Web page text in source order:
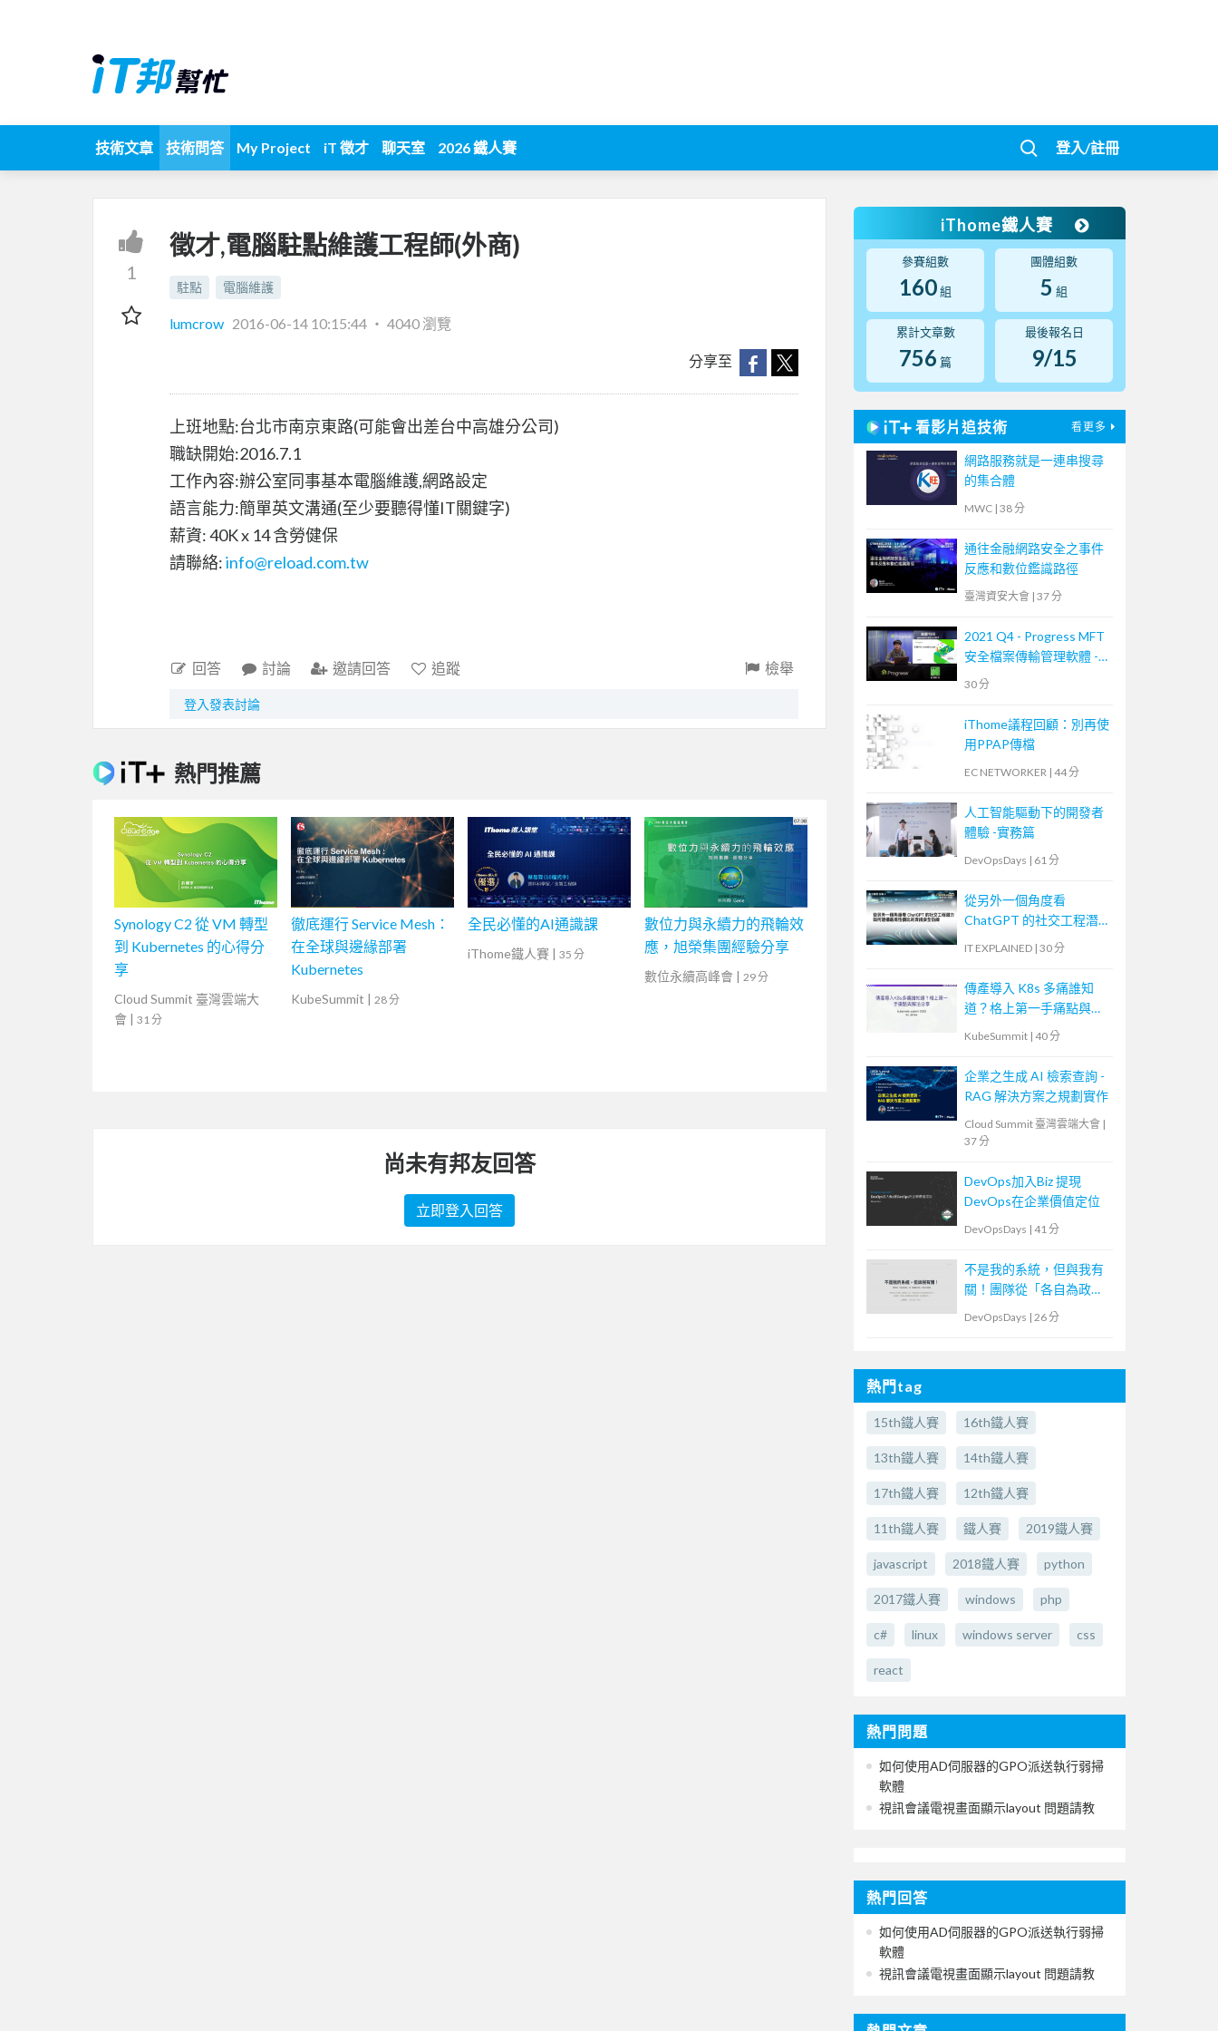
技術文章 技術問答 My Project iT 徵才 聊天室 2026 鐵人賽 登入/註冊
1
徵才,電腦駐點維護工程師(外商)
駐點 電腦維護
lumcrow 2016-06-14 10:15:44 ‧ 4040 瀏覽
分享至
上班地點:台北市南京東路(可能會出差台中高雄分公司)
職缺開始:2016.7.1
工作內容:辦公室同事基本電腦維護,網路設定
語言能力:簡單英文溝通(至少要聽得懂IT關鍵字)
薪資: 40K x 14 含勞健保
請聯絡:info@reload.com.tw
回答 討論 邀請回答 追蹤 檢舉
登入發表討論
熱門推薦
Synology C2 從 VM 轉型
到 Kubernetes 的心得分
享
Cloud Summit 臺灣雲端大
會 | 31 分
徹底運行 Service Mesh：
在全球與邊緣部署
Kubernetes
KubeSummit | 28 分
全民必懂的AI通識課
iThome鐵人賽 | 35 分
數位力與永續力的飛輪效
應，旭榮集團經驗分享
數位永續高峰會 | 29 分
尚未有邦友回答
立即登入回答
iThome鐵人賽
參賽組數
160組
團體組數
5 組
累計文章數
756 篇
最後報名日
9/15
看影片追技術 看更多
網路服務就是一連串搜尋
的集合體
MWC | 38 分
通往金融網路安全之事件
反應和數位鑑識路徑
臺灣資安大會 | 37 分
2021 Q4 - Progress MFT
安全檔案傳輸管理軟體 -
MOVEit Transfer 培訓課
30 分
iThome議程回顧：別再使
用PPAP傳檔
EC NETWORKER | 44 分
人工智能驅動下的開發者
體驗 -實務篇
DevOpsDays | 61 分
從另外一個角度看
ChatGPT 的社交工程潛
力—如何建構最高性價比
IT EXPLAINED | 30 分
傳產導入 K8s 多痛誰知
道？格上第一手痛點與解
KubeSummit | 40 分
企業之生成 AI 檢索查詢 -
RAG 解決方案之規劃實作
Cloud Summit 臺灣雲端大會 |
37 分
DevOps加入Biz 提現
DevOps在企業價值定位
DevOpsDays | 41 分
不是我的系統，但與我有
關！團隊從「各自為政」
到「群體決策」的協作實
DevOpsDays | 26 分
熱門tag
15th鐵人賽 16th鐵人賽
13th鐵人賽 14th鐵人賽
17th鐵人賽 12th鐵人賽
11th鐵人賽 鐵人賽 2019鐵人賽
javascript 2018鐵人賽 python
2017鐵人賽 windows php
c# linux windows server css
react
熱門問題
如何使用AD伺服器的GPO派送執行弱掃
軟體
視訊會議電視畫面顯示layout 問題請教
熱門回答
如何使用AD伺服器的GPO派送執行弱掃
軟體
視訊會議電視畫面顯示layout 問題請教